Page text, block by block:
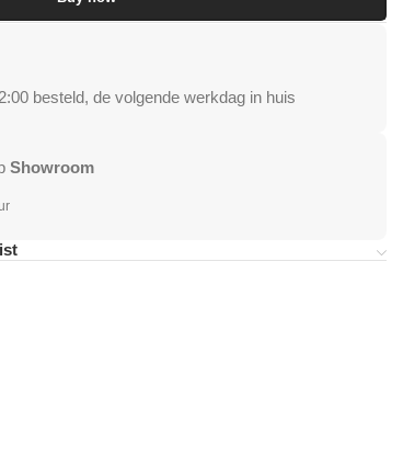
besteld, de volgende werkdag in huis
Showroom